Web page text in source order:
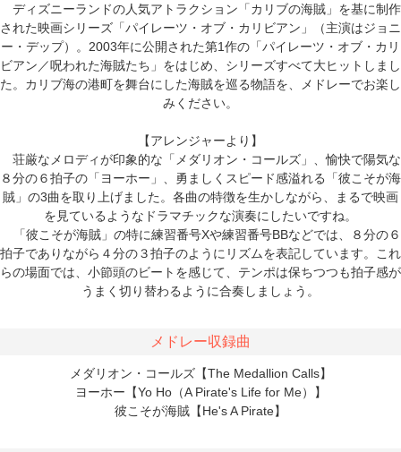
ディズニーランドの人気アトラクション「カリブの海賊」を基に制作
された映画シリーズ「パイレーツ・オブ・カリビアン」（主演はジョニ
ー・デップ）。2003年に公開された第1作の「パイレーツ・オブ・カリ
ビアン／呪われた海賊たち」をはじめ、シリーズすべて大ヒットしまし
た。カリブ海の港町を舞台にした海賊を巡る物語を、メドレーでお楽し
みください。
【アレンジャーより】
荘厳なメロディが印象的な「メダリオン・コールズ」、愉快で陽気な
８分の６拍子の「ヨーホー」、勇ましくスピード感溢れる「彼こそが海
賊」の3曲を取り上げました。各曲の特徴を生かしながら、まるで映画
を見ているようなドラマチックな演奏にしたいですね。
「彼こそが海賊」の特に練習番号Xや練習番号BBなどでは、８分の６
拍子でありながら４分の３拍子のようにリズムを表記しています。これ
らの場面では、小節頭のビートを感じて、テンポは保ちつつも拍子感が
うまく切り替わるように合奏しましょう。
メドレー収録曲
メダリオン・コールズ【The Medallion Calls】
ヨーホー【Yo Ho（A Pirate's Life for Me）】
彼こそが海賊【He's A Pirate】